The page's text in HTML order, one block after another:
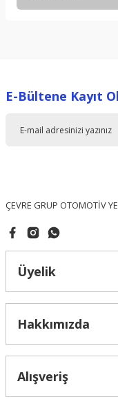
Ürün resmi kalitesiz,
E-Bültene Kayıt
ÇEVRE GRUP OTOMOTİV
Üyelik
Hakkımızda
Alışveriş